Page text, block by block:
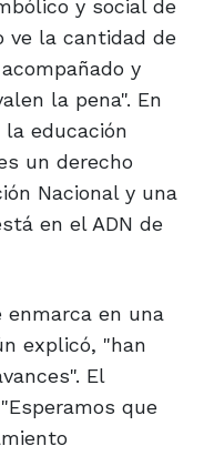
y social de
ve la cantidad de
y
la pena". En
educación
un derecho
Nacional y una
en el ADN de
enmarca en una
explicó, "han
El
que